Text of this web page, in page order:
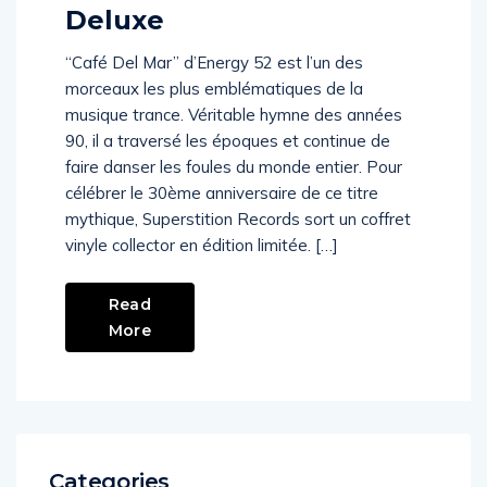
Deluxe
“Café Del Mar” d’Energy 52 est l’un des
morceaux les plus emblématiques de la
musique trance. Véritable hymne des années
90, il a traversé les époques et continue de
faire danser les foules du monde entier. Pour
célébrer le 30ème anniversaire de ce titre
mythique, Superstition Records sort un coffret
vinyle collector en édition limitée. […]
Read
More
Categories